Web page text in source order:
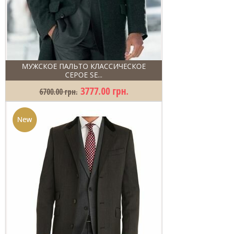
МУЖСКОЕ ПАЛЬТО КЛАССИЧЕСКОЕ
СЕРОЕ SE...
6700.00 грн. 3777.00 грн.